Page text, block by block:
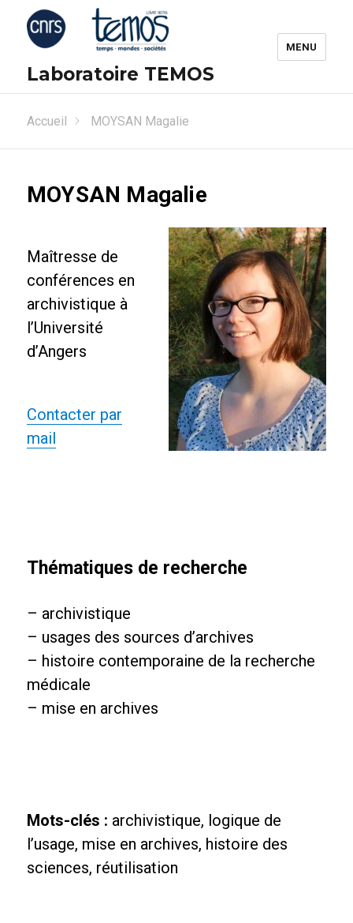
Laboratoire TEMOS
MENU
Accueil MOYSAN Magalie
MOYSAN Magalie
Maîtresse de
conférences en
archivistique à
l’Université
d’Angers
Contacter par
mail
Thématiques de recherche
– archivistique
– usages des sources d’archives
– histoire contemporaine de la recherche
médicale
– mise en archives
Mots-clés : archivistique, logique de
l’usage, mise en archives, histoire des
sciences, réutilisation